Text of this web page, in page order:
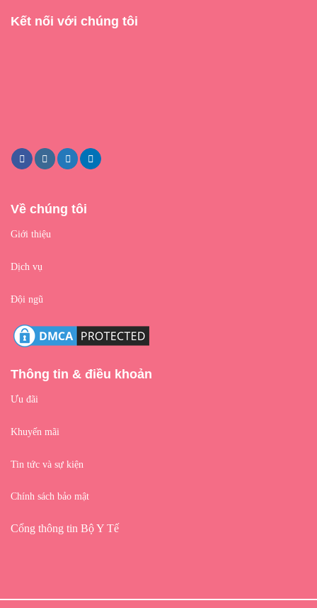
Về chúng tôi
Giới thiệu
Dịch vụ
Đội ngũ
Thông tin & điều khoản
Ưu đãi
Khuyến mãi
Tin tức và sự kiện
Chính sách bảo mật
Cổng thông tin Bộ Y Tế
Kết nối với chúng tôi